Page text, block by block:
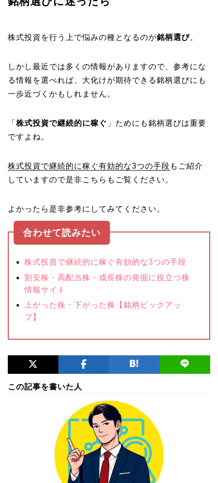
株式投資を行う上で悩みの種となるのが銘柄選び。
しかし最近では多くの情報がありますので、参考にな
る情報を選べれば、大化けが期待できる銘柄選びにも
一歩近づくかもしれません。
「 株式投資で継続的に稼ぐ 」ためにも銘柄選びは重要
ですよね。
株式投資で継続的に稼ぐ有効的な3つの手段 もご紹介
していますので是非こちらもご覧ください。
よかったら是非参考にしてみてください。
株式投資で継続的に稼ぐ有効的な3つの手段
割安株・高配当株・成長株の発掘に役立つ株
情報サイト
上がった株・下がった株【銘柄ピックアッ
プ】
この記事を書いた人